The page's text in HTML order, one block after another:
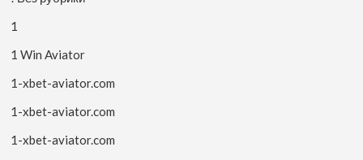
1
1 Win Aviator
1-xbet-aviator.com
1-xbet-aviator.com
1-xbet-aviator.com